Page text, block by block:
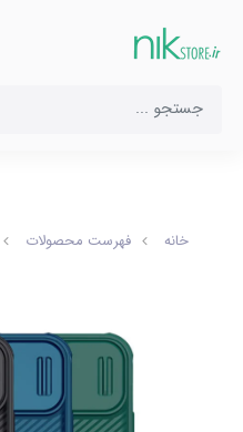
خانه فهرست محصولات